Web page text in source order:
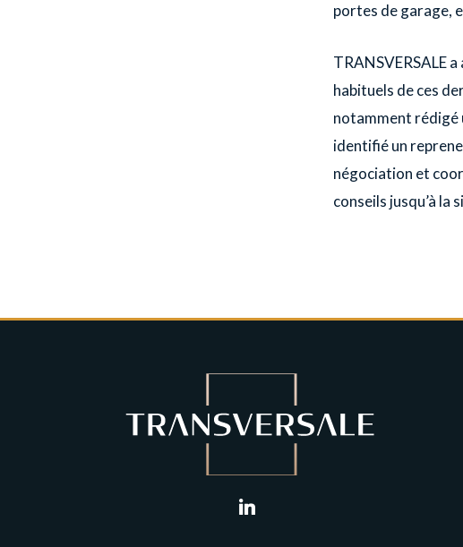
portes de garage,
TRANSVERSALE
habituels de ces
notamment rédigé
identifié un
négociation et
conseils jusqu’à la
linkedin